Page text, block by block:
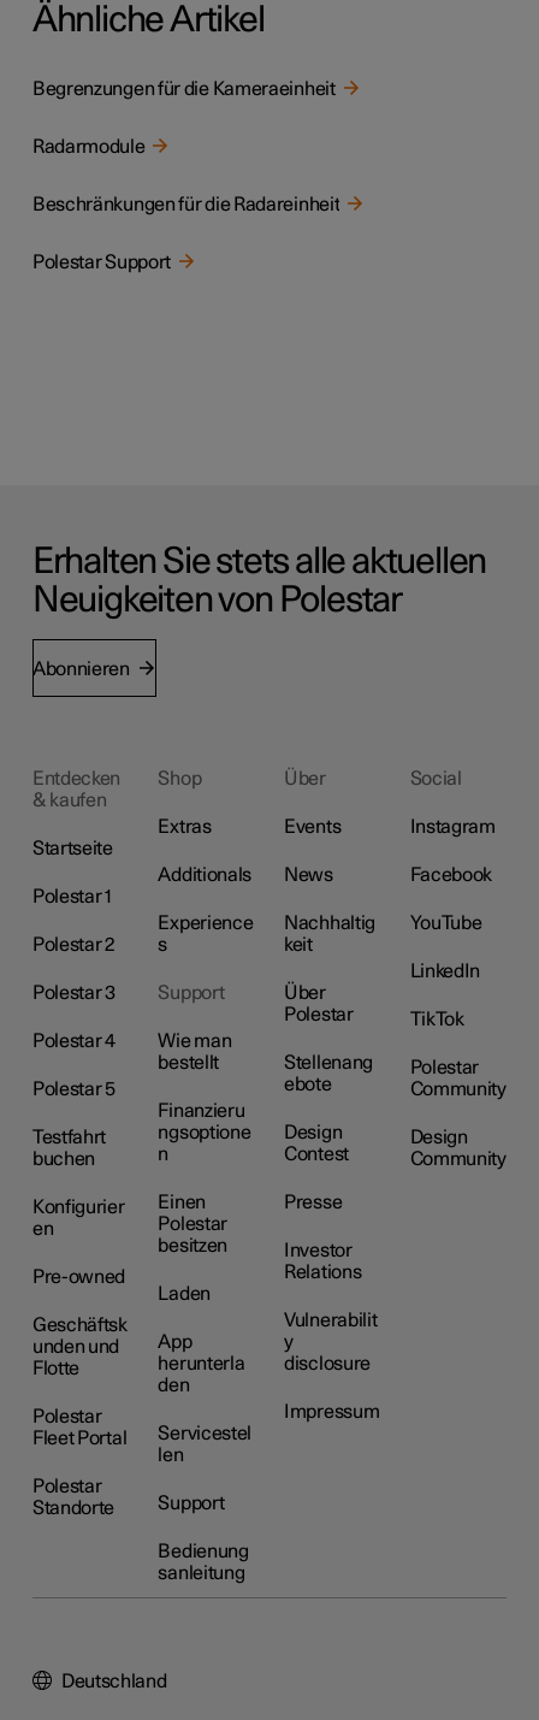
Ähnliche Artikel
Begrenzungen für die Kameraeinheit
Radarmodule
Beschränkungen für die Radareinheit
Polestar Support
Erhalten Sie stets alle aktuellen
Neuigkeiten von Polestar
Abonnieren
Entdecken
& kaufen
Startseite
Polestar 1
Polestar 2
Polestar 3
Polestar 4
Polestar 5
Testfahrt
buchen
Konfigurier
en
Pre-owned
Geschäftsk
unden und
Flotte
Polestar
Fleet Portal
Polestar
Standorte
Shop
Extras
Additionals
Experience
s
Support
Wie man
bestellt
Finanzieru
ngsoptione
n
Einen
Polestar
besitzen
Laden
App
herunterla
den
Servicestel
len
Support
Bedienung
sanleitung
Über
Events
News
Nachhaltig
keit
Über
Polestar
Stellenang
ebote
Design
Contest
Presse
Investor
Relations
Vulnerabilit
y
disclosure
Impressum
Social
Instagram
Facebook
YouTube
LinkedIn
TikTok
Polestar
Community
Design
Community
Deutschland